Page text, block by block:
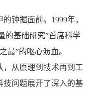
钟掘面前。1999年，
的基础研究”首席科学
最”的呕心沥血。
，从原理到技术再到工
技问题展开了深入的基